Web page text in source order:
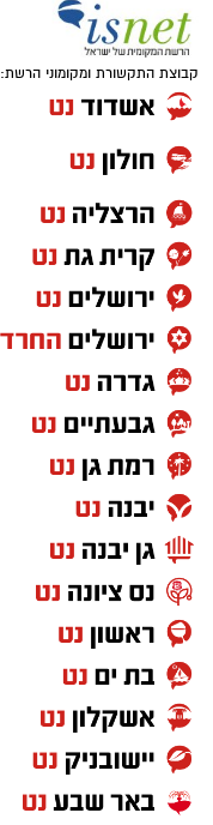
קבוצת התקשורת ומקומוני הרשת: